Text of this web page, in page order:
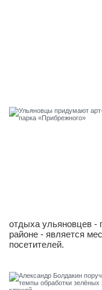
отдыха ульяновцев -
районе - является
посетителей.